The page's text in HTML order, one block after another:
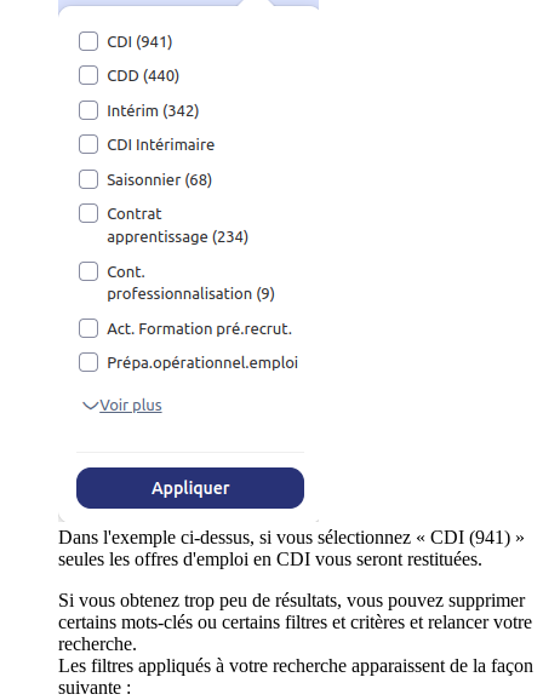
Dans l'exemple ci-dessus, si vous sélectionnez « CDI (941) »
seules les offres d'emploi en CDI vous seront restituées.
Si vous obtenez trop peu de résultats, vous pouvez supprimer
certains mots-clés ou certains filtres et critères et relancer votre
recherche.
Les filtres appliqués à votre recherche apparaissent de la façon
suivante :